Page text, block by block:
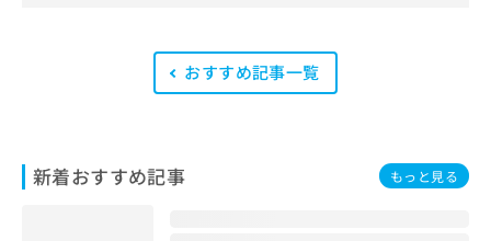
います。
おすすめ記事一覧
新着おすすめ記事 もっと見る